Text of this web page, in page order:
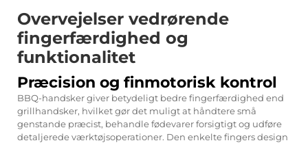
Overvejelser vedrørende
fingerfærdighed og
funktionalitet
Præcision og finmotorisk kontrol
BBQ-handsker giver betydeligt bedre fingerfærdighed end
grillhandsker, hvilket gør det muligt at håndtere små
genstande præcist, behandle fødevarer forsigtigt og udføre
detaljerede værktøjsoperationer. Den enkelte fingers design